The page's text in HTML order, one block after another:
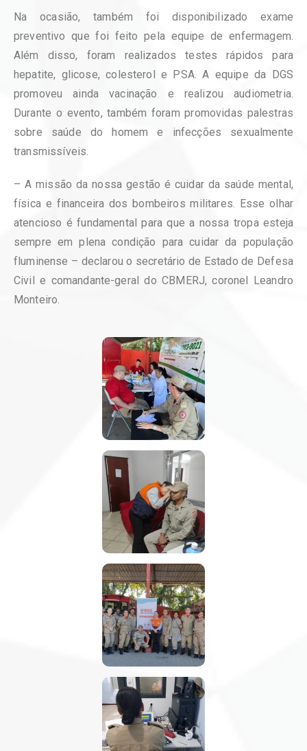
Na ocasião, também foi disponibilizado exame
preventivo que foi feito pela equipe de enfermagem.
Além disso, foram realizados testes rápidos para
hepatite, glicose, colesterol e PSA. A equipe da DGS
promoveu ainda vacinação e realizou audiometria.
Durante o evento, também foram promovidas palestras
sobre saúde do homem e infecções sexualmente
transmissíveis.
– A missão da nossa gestão é cuidar da saúde mental,
física e financeira dos bombeiros militares. Esse olhar
atencioso é fundamental para que a nossa tropa esteja
sempre em plena condição para cuidar da população
fluminense – declarou o secretário de Estado de Defesa
Civil e comandante-geral do CBMERJ, coronel Leandro
Monteiro.